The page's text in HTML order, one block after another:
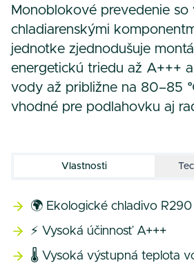
Monoblokové prevedenie so
chladiarenskými
jednotke zjednodušuje
energetickú triedu až A+++
vody až približne na 80–85
vhodné pre podlahovku aj
Vlastnosti
🌍 Ekologické chladivo R290
⚡ Vysoká účinnosť A+++
🌡️ Vysoká výstupná teplota